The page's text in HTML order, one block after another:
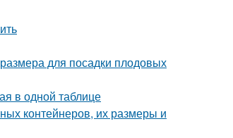
для посадки плодовых
в одной таблице
контейнеров, их размеры и